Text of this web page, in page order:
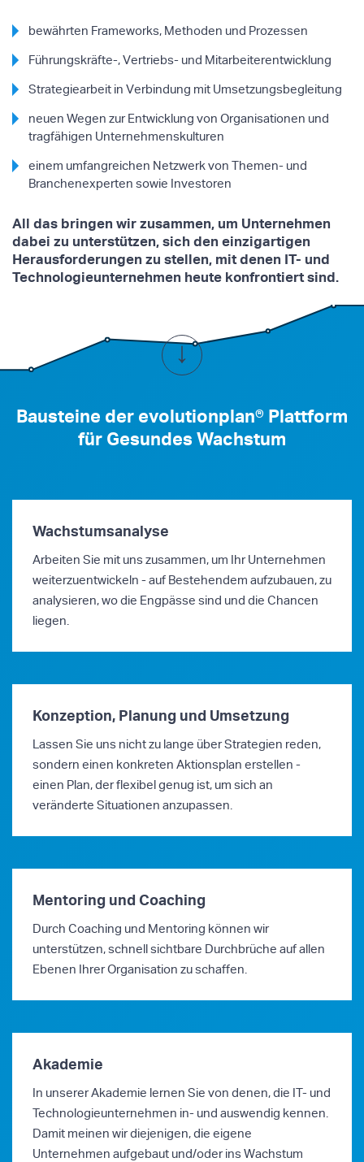
bewährten Frameworks, Methoden und Prozessen
Führungskräfte-, Vertriebs- und Mitarbeiterentwicklung
Strategiearbeit in Verbindung mit Umsetzungsbegleitung
neuen Wegen zur Entwicklung von Organisationen und
tragfähigen Unternehmenskulturen
einem umfangreichen Netzwerk von Themen- und
Branchenexperten sowie Investoren
All das bringen wir zusammen, um Unternehmen
dabei zu unterstützen, sich den einzigartigen
Herausforderungen zu stellen, mit denen IT- und
Technologieunternehmen heute konfrontiert sind.
↓
Bausteine der evolutionplan® Plattform
für Gesundes Wachstum
Wachstumsanalyse
Arbeiten Sie mit uns zusammen, um Ihr Unternehmen
weiterzuentwickeln - auf Bestehendem aufzubauen, zu
analysieren, wo die Engpässe sind und die Chancen
liegen.
Konzeption, Planung und Umsetzung
Lassen Sie uns nicht zu lange über Strategien reden,
sondern einen konkreten Aktionsplan erstellen -
einen Plan, der flexibel genug ist, um sich an
veränderte Situationen anzupassen.
Mentoring und Coaching
Durch Coaching und Mentoring können wir
unterstützen, schnell sichtbare Durchbrüche auf allen
Ebenen Ihrer Organisation zu schaffen.
Akademie
In unserer Akademie lernen Sie von denen, die IT- und
Technologieunternehmen in- und auswendig kennen.
Damit meinen wir diejenigen, die eigene
Unternehmen aufgebaut und/oder ins Wachstum